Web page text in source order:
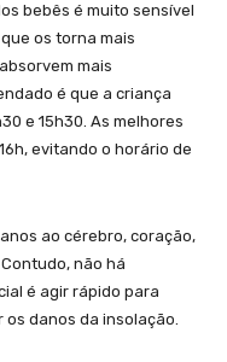
bebês é muito sensível
os torna mais
mais
é que a criança
e 15h30. As melhores
evitando o horário de
ao cérebro, coração,
não há
é agir rápido para
danos da insolação.